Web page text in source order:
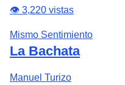
👁️ 3,220 vistas
Mismo Sentimiento
La Bachata
Manuel Turizo